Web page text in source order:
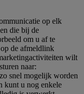
op elk
die bij de
om u af te
de afmeldlink
wilt
naar:
snel mogelijk worden
kunt u nog enkele